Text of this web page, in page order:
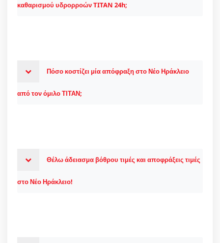
καθαρισμού υδρορροών TITAN 24h;
Πόσο κοστίζει μία απόφραξη στο Νέο Ηράκλειο
από τον όμιλο ΤΙΤΑΝ;
Θέλω άδειασμα βόθρου τιμές και αποφράξεις τιμές
στο Νέο Ηράκλειο!